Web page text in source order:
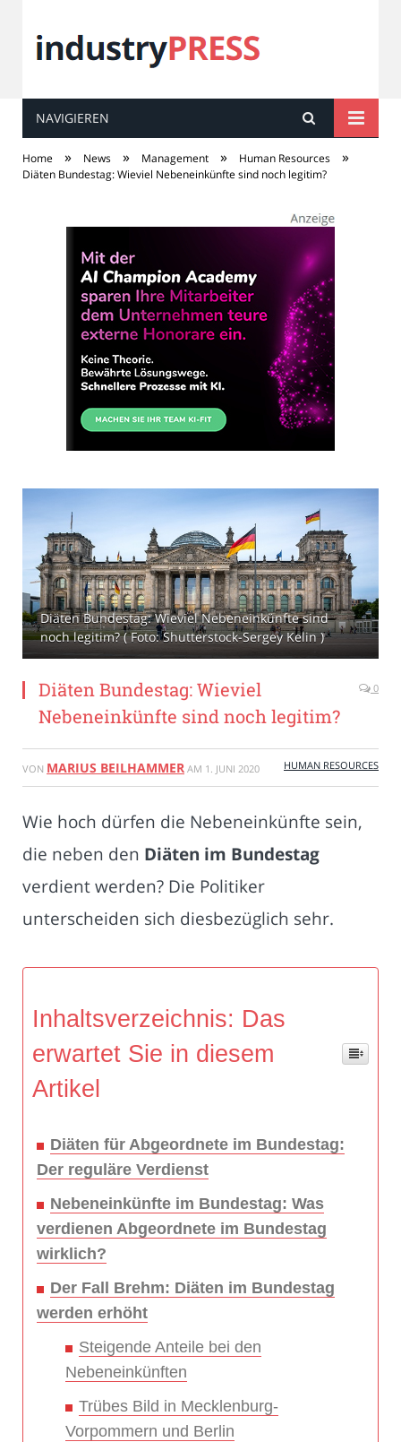
industryPRESS
NAVIGIEREN
Home » News » Management » Human Resources »
Diäten Bundestag: Wieviel Nebeneinkünfte sind noch legitim?
Diäten Bundestag: Wieviel Nebeneinkünfte sind
noch legitim? ( Foto: Shutterstock-Sergey Kelin )
Diäten Bundestag: Wieviel
Nebeneinkünfte sind noch legitim?
0
VON MARIUS BEILHAMMER AM 1. JUNI 2020 HUMAN RESOURCES
Wie hoch dürfen die Nebeneinkünfte sein,
die neben den Diäten im Bundestag
verdient werden? Die Politiker
unterscheiden sich diesbezüglich sehr.
Inhaltsverzeichnis: Das
erwartet Sie in diesem
Artikel
Diäten für Abgeordnete im Bundestag:
Der reguläre Verdienst
Nebeneinkünfte im Bundestag: Was
verdienen Abgeordnete im Bundestag
wirklich?
Der Fall Brehm: Diäten im Bundestag
werden erhöht
Steigende Anteile bei den
Nebeneinkünften
Trübes Bild in Mecklenburg-
Vorpommern und Berlin